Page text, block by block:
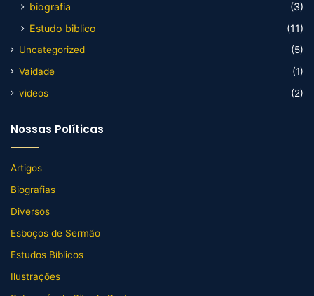
biografia
(3)
Estudo biblico
(11)
Uncategorized
(5)
Vaidade
(1)
videos
(2)
Nossas Políticas
Artigos
Biografias
Diversos
Esboços de Sermão
Estudos Bíblicos
Ilustrações